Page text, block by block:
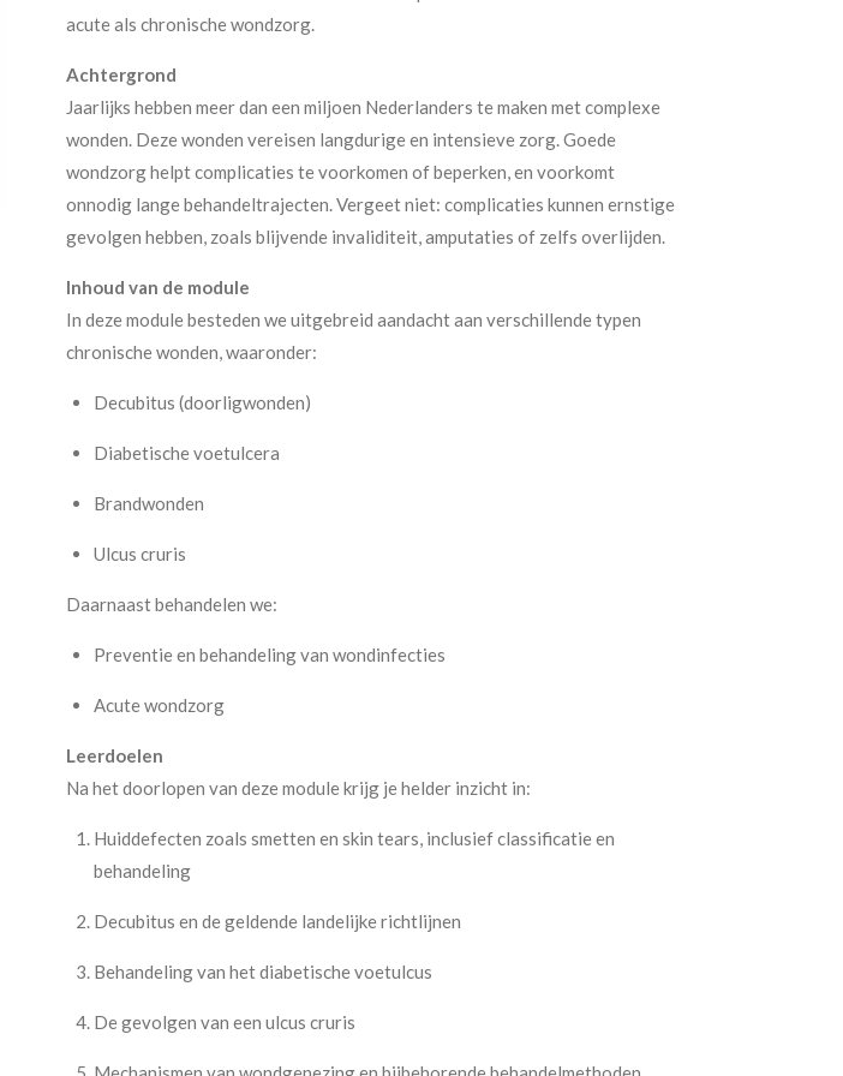
acute als chronische wondzorg.
Achtergrond
Jaarlijks hebben meer dan een miljoen Nederlanders te maken met complexe
wonden. Deze wonden vereisen langdurige en intensieve zorg. Goede
wondzorg helpt complicaties te voorkomen of beperken, en voorkomt
onnodig lange behandeltrajecten. Vergeet niet: complicaties kunnen ernstige
gevolgen hebben, zoals blijvende invaliditeit, amputaties of zelfs overlijden.
Inhoud van de module
In deze module besteden we uitgebreid aandacht aan verschillende typen
chronische wonden, waaronder:
Decubitus (doorligwonden)
Diabetische voetulcera
Brandwonden
Ulcus cruris
Daarnaast behandelen we:
Preventie en behandeling van wondinfecties
Acute wondzorg
Leerdoelen
Na het doorlopen van deze module krijg je helder inzicht in:
Huiddefecten zoals smetten en skin tears, inclusief classificatie en
behandeling
Decubitus en de geldende landelijke richtlijnen
Behandeling van het diabetische voetulcus
De gevolgen van een ulcus cruris